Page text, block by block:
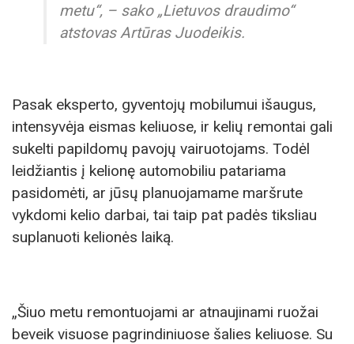
metu“, – sako „Lietuvos draudimo“
atstovas Artūras Juodeikis.
Pasak eksperto, gyventojų mobilumui išaugus,
intensyvėja eismas keliuose, ir kelių remontai gali
sukelti papildomų pavojų vairuotojams. Todėl
leidžiantis į kelionę automobiliu patariama
pasidomėti, ar jūsų planuojamame maršrute
vykdomi kelio darbai, tai taip pat padės tiksliau
suplanuoti kelionės laiką.
„Šiuo metu remontuojami ar atnaujinami ruožai
beveik visuose pagrindiniuose šalies keliuose. Su